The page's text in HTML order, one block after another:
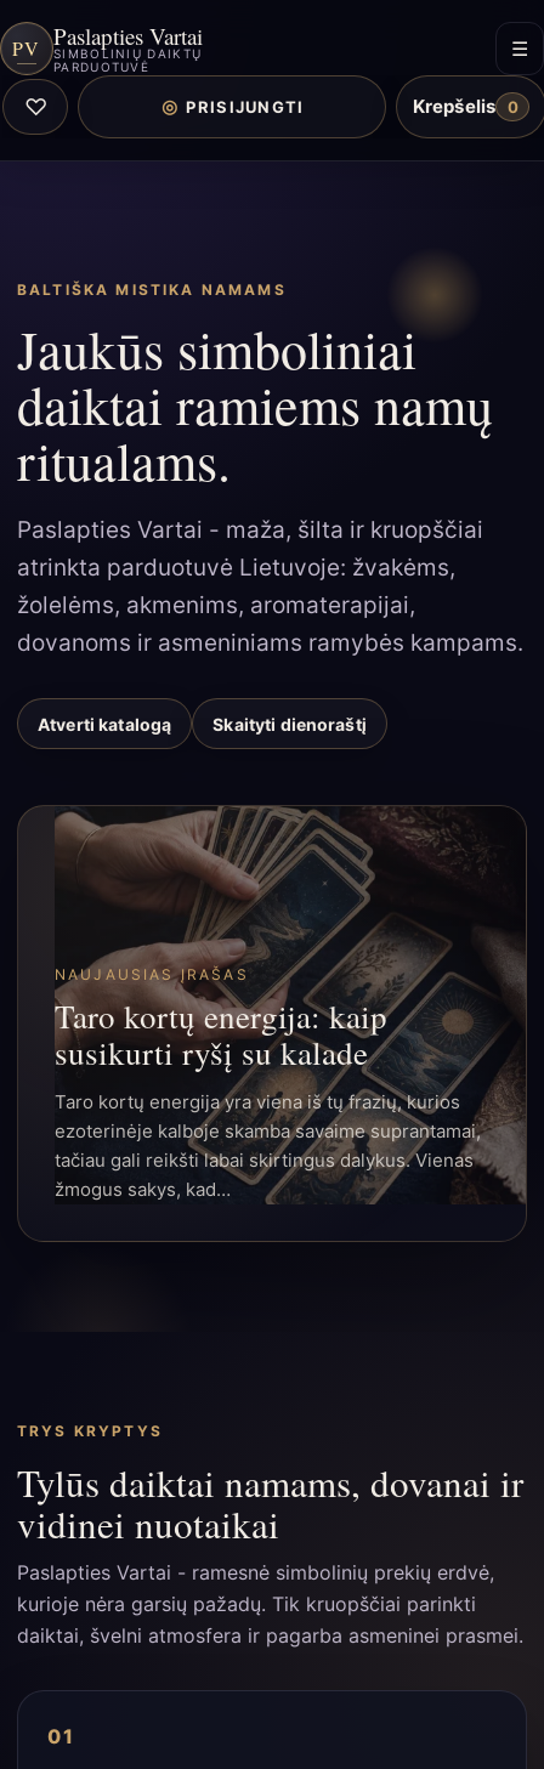
PV Paslapties Vartai
SIMBOLINIŲ DAIKTŲ
PARDUOTUVĖ
☰
♡ ◎ PRISIJUNGTI Krepšelis 0
BALTIŠKA MISTIKA NAMAMS
Jaukūs simboliniai
daiktai ramiems namų
ritualams.
Paslapties Vartai - maža, šilta ir kruopščiai
atrinkta parduotuvė Lietuvoje: žvakėms,
žolelėms, akmenims, aromaterapijai,
dovanoms ir asmeniniams ramybės kampams.
Atverti katalogą Skaityti dienoraštį
NAUJAUSIAS ĮRAŠAS
Taro kortų energija: kaip
susikurti ryšį su kalade
Taro kortų energija yra viena iš tų frazių, kurios
ezoterinėje kalboje skamba savaime suprantamai,
tačiau gali reikšti labai skirtingus dalykus. Vienas
žmogus sakys, kad…
TRYS KRYPTYS
Tylūs daiktai namams, dovanai ir
vidinei nuotaikai
Paslapties Vartai - ramesnė simbolinių prekių erdvė,
kurioje nėra garsių pažadų. Tik kruopščiai parinkti
daiktai, švelni atmosfera ir pagarba asmeninei prasmei.
01